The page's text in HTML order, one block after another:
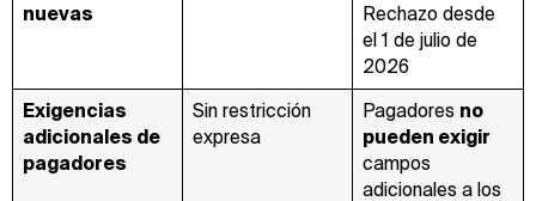
nuevas
Rechazo desde
el 1 de julio de
2026
Exigencias
adicionales de
pagadores
Sin restricción
expresa
Pagadores no
pueden exigir
campos
adicionales a los